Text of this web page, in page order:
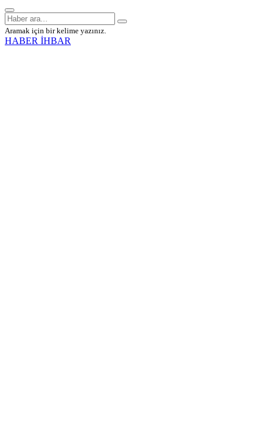
Aramak için bir kelime yazınız.
HABER İHBAR